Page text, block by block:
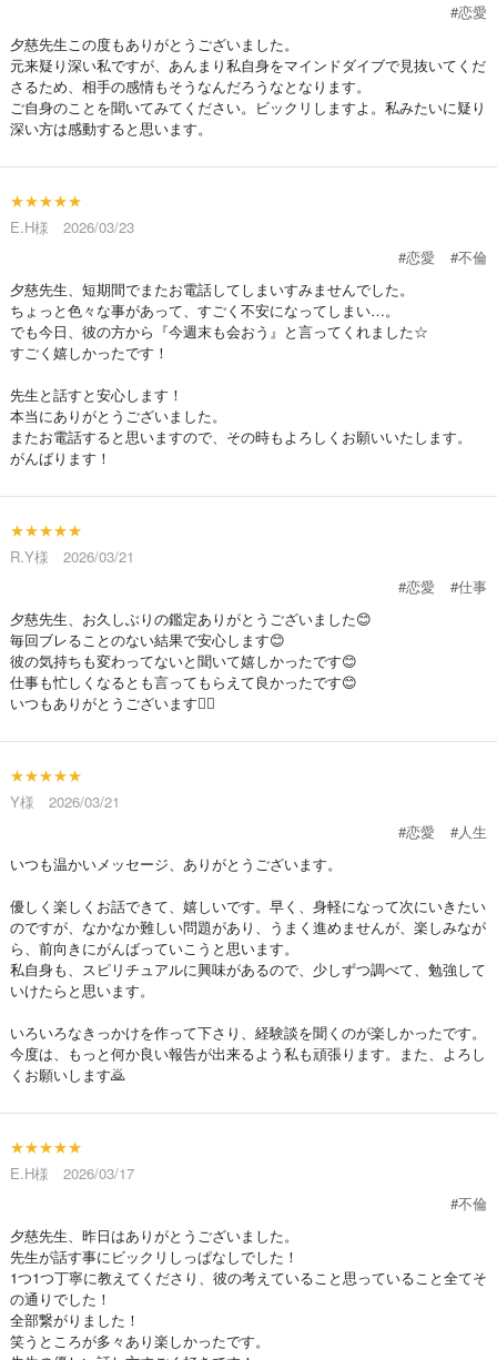
#恋愛
夕慈先生この度もありがとうございました。
元来疑り深い私ですが、あんまり私自身をマインドダイブで見抜いてくだ
さるため、相手の感情もそうなんだろうなとなります。
ご自身のことを聞いてみてください。ビックリしますよ。私みたいに疑り
深い方は感動すると思います。
★★★★★
E.H様 2026/03/23
#恋愛
#不倫
夕慈先生、短期間でまたお電話してしまいすみませんでした。
ちょっと色々な事があって、すごく不安になってしまい…。
でも今日、彼の方から『今週末も会おう』と言ってくれました☆
すごく嬉しかったです！
先生と話すと安心します！
本当にありがとうございました。
またお電話すると思いますので、その時もよろしくお願いいたします。
がんばります！
★★★★★
R.Y様 2026/03/21
#恋愛
#仕事
夕慈先生、お久しぶりの鑑定ありがとうございました😊
毎回ブレることのない結果で安心します😊
彼の気持ちも変わってないと聞いて嬉しかったです😊
仕事も忙しくなるとも言ってもらえて良かったです😊
いつもありがとうございます🙇‍♀️
★★★★★
Y様 2026/03/21
#恋愛
#人生
いつも温かいメッセージ、ありがとうございます。
優しく楽しくお話できて、嬉しいです。早く、身軽になって次にいきたい
のですが、なかなか難しい問題があり、うまく進めませんが、楽しみなが
ら、前向きにがんばっていこうと思います。
私自身も、スピリチュアルに興味があるので、少しずつ調べて、勉強して
いけたらと思います。
いろいろなきっかけを作って下さり、経験談を聞くのが楽しかったです。
今度は、もっと何か良い報告が出来るよう私も頑張ります。また、よろし
くお願いします🙇
★★★★★
E.H様 2026/03/17
#不倫
夕慈先生、昨日はありがとうございました。
先生が話す事にビックリしっぱなしでした！
1つ1つ丁寧に教えてくださり、彼の考えていること思っていること全てそ
の通りでした！
全部繋がりました！
笑うところが多々あり楽しかったです。